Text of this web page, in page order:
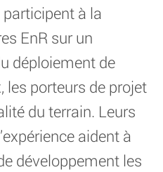
à la
EnR sur un
déploiement de
les porteurs de projet
du terrain. Leurs
aident à
développement les